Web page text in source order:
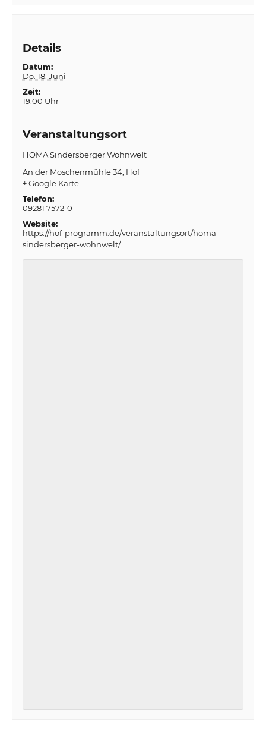
Details
Datum:
Do. 18. Juni
Zeit:
19:00 Uhr
Veranstaltungsort
HOMA Sindersberger Wohnwelt
An der Moschenmühle 34 Hof
+ Google Karte
Telefon:
09281 7572-0
Website:
https://hof-programm.de/veranstaltungsort/homa-
sindersberger-wohnwelt/